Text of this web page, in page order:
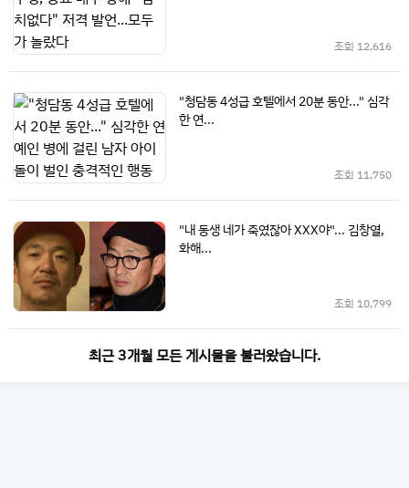
조회 12,616
"청담동 4성급 호텔에서 20분 동안..." 심각
한 연...
조회 11,750
"내 동생 네가 죽였잖아 XXX야"... 김창열,
화해...
조회 10,799
최근 3개월 모든 게시물을 불러왔습니다.